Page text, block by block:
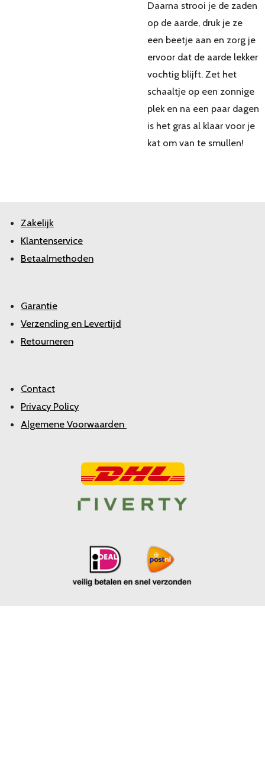
Daarna strooi je de zaden
op de aarde, druk je ze
een beetje aan en zorg je
ervoor dat de aarde lekker
vochtig blijft. Zet het
schaaltje op een zonnige
plek en na een paar dagen
is het gras al klaar voor je
kat om van te smullen!
Zakelijk
Klantenservice
Betaalmethoden
Garantie
Verzending en Levertijd
Retourneren
Contact
Privacy Policy
Algemene Voorwaarden